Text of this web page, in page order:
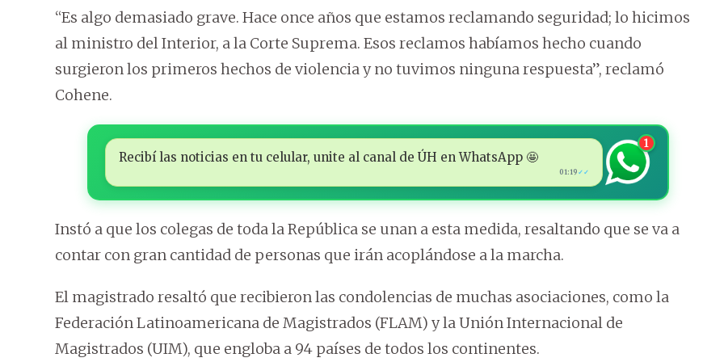
“Es algo demasiado grave. Hace once años que estamos reclamando seguridad; lo hicimos
al ministro del Interior, a la Corte Suprema. Esos reclamos habíamos hecho cuando
surgieron los primeros hechos de violencia y no tuvimos ninguna respuesta”, reclamó
Cohene.
Recibí las noticias en tu celular, unite al canal de ÚH en WhatsApp 🤩
01:19 ✓✓
1
Instó a que los colegas de toda la República se unan a esta medida, resaltando que se va a
contar con gran cantidad de personas que irán acoplándose a la marcha.
El magistrado resaltó que recibieron las condolencias de muchas asociaciones, como la
Federación Latinoamericana de Magistrados (FLAM) y la Unión Internacional de
Magistrados (UIM), que engloba a 94 países de todos los continentes.